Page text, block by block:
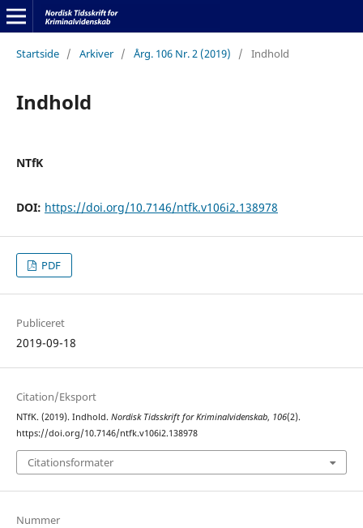
Startside / Arkiver / Årg. 106 Nr. 2 (2019) / Indhold
Indhold
NTfK
DOI: https://doi.org/10.7146/ntfk.v106i2.138978
PDF
Publiceret
2019-09-18
Citation/Eksport
NTfK. (2019). Indhold. Nordisk Tidsskrift for Kriminalvidenskab, 106(2).
https://doi.org/10.7146/ntfk.v106i2.138978
Citationsformater
Nummer